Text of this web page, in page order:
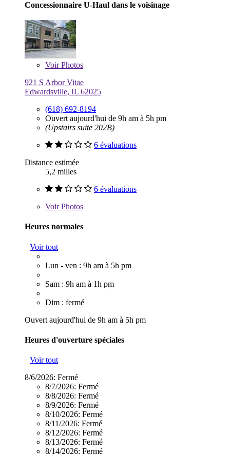
Concessionnaire U-Haul dans le voisinage
VoirPhotos
921 S Arbor Vitae
Edwardsville, IL 62025
(618) 692-8194
Ouvert aujourd'hui de 9h am à 5h pm
(Upstairs suite 202B)
6 évaluations
Distance estimée
5,2 milles
6 évaluations
VoirPhotos
Heures normales
Voir tout
Lun - ven : 9h am à 5h pm
Sam : 9h am à 1h pm
Dim : fermé
Ouvert aujourd'hui de 9h am à 5h pm
Heures d'ouverture spéciales
Voir tout
8/6/2026: Fermé
8/7/2026: Fermé
8/8/2026: Fermé
8/9/2026: Fermé
8/10/2026: Fermé
8/11/2026: Fermé
8/12/2026: Fermé
8/13/2026: Fermé
8/14/2026: Fermé